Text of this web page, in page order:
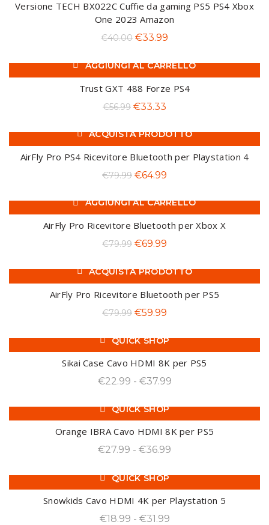
€300.00.€219.99.
Versione TECH BX022C Cuffie da gaming PS5 PS4 Xbox
One 2023 Amazon
€40.00 Il
originale
€33.99
attuale
-42%
AGGIUNGI AL CARRELLO
Trust GXT 488 Forze PS4
€56.99 Il
originale
€33.33
attuale
€33.33.
-19%
ACQUISTA PRODOTTO
AirFly Pro PS4 Ricevitore Bluetooth per Playstation 4
€79.99 Il
originale
era:
€64.99
attuale
è:
€64.99.
-13%
AGGIUNGI AL CARRELLO
AirFly Pro Ricevitore Bluetooth per Xbox X
€79.99 Il
originale
€69.99
attuale
€69.99.
-25%
ACQUISTA PRODOTTO
AirFly Pro Ricevitore Bluetooth per PS5
€79.99 Il
originale
€59.99
attuale
€59.99.
-17%
QUICK SHOP
Sikai Case Cavo HDMI 8K per PS5
€22.99 - €37.99Fascia
prezzo:
€22.99
-18%
QUICK SHOP
Orange IBRA Cavo HDMI 8K per PS5
€27.99 - €36.99
€27.99
-27%
QUICK SHOP
Snowkids Cavo HDMI 4K per Playstation 5
€18.99 - €31.99Fascia